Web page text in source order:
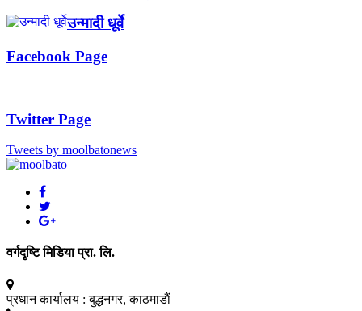
उन्मादी धूर्वे
Facebook Page
Twitter Page
Tweets by moolbatonews
वर्गदृष्टि मिडिया प्रा. लि.
प्रधान कार्यालय : बुद्धनगर, काठमाडाैं